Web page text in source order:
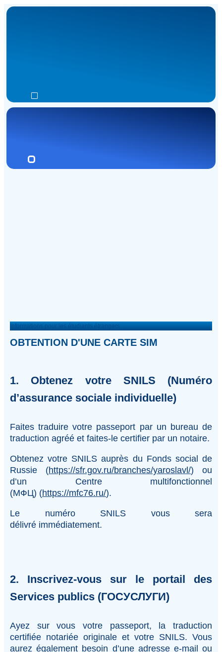
Informations pour les étudiants étrangers
OBTENTION D'UNE CARTE SIM
1. Obtenez votre SNILS (Numéro
d’assurance sociale individuelle)
Faites traduire votre passeport par un bureau de
traduction agréé et faites-le certifier par un notaire.
Obtenez votre SNILS auprès du Fonds social de
Russie (https://sfr.gov.ru/branches/yaroslavl/) ou
d’un Centre multifonctionnel
(MФЦ) (https://mfc76.ru/).
Le numéro SNILS vous sera
délivré immédiatement.
2. Inscrivez-vous sur le portail des
Services publics (ГОСУСЛУГИ)
Ayez sur vous votre passeport, la traduction
certifiée notariée originale et votre SNILS. Vous
aurez également besoin d’une adresse e-mail ou